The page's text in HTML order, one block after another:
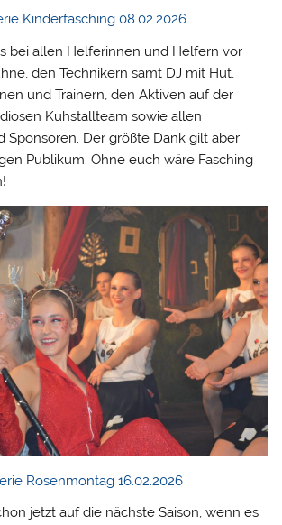
Kinderfasching 08.02.2026
bei allen Helferinnen und Helfern vor
den Technikern samt DJ mit Hut,
und Trainern, den Aktiven auf der
Kuhstallteam sowie allen
Sponsoren. Der größte Dank gilt aber
Publikum. Ohne euch wäre Fasching
Rosenmontag 16.02.2026
jetzt auf die nächste Saison, wenn es